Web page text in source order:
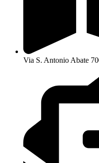
Via S. Antonio Abate